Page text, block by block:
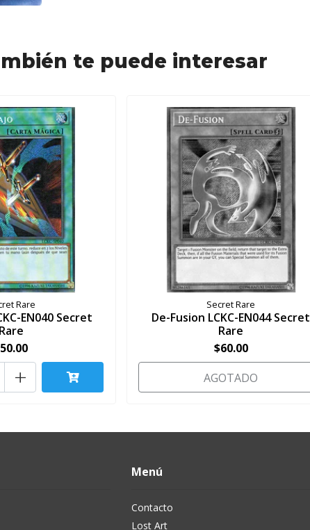
te puede interesar
Rare
EN040 Secret
Rare
+
Secret Rare
De-Fusion LCKC-EN044 Secret
Rare
$60.00
AGOTADO
Menú
Contacto
Lost Art